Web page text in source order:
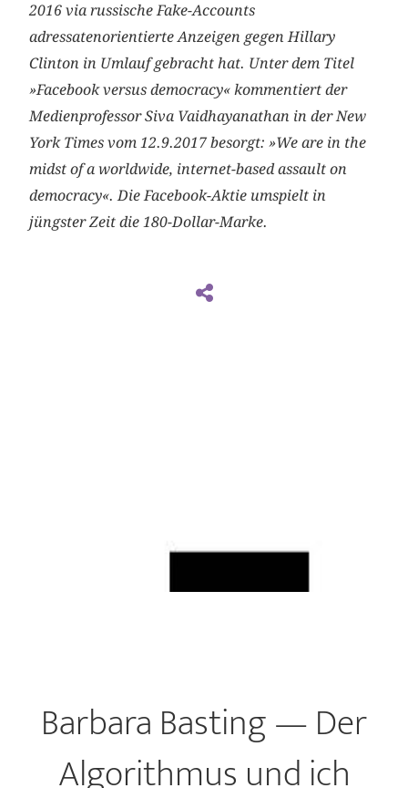
2016 via russische Fake-Accounts
adressatenorientierte Anzeigen gegen Hillary
Clinton in Umlauf gebracht hat. Unter dem Titel
»Facebook versus democracy« kommentiert der
Medienprofessor Siva ­Vaidhayanathan in der New
York Times vom 12.9.2017 besorgt: »We are in the
midst of a worldwide, internet-based assault on
democracy«. Die Facebook-Aktie umspielt in
jüngster Zeit die 180-Dollar-Marke.
Barbara Basting — Der
Algorithmus und ich